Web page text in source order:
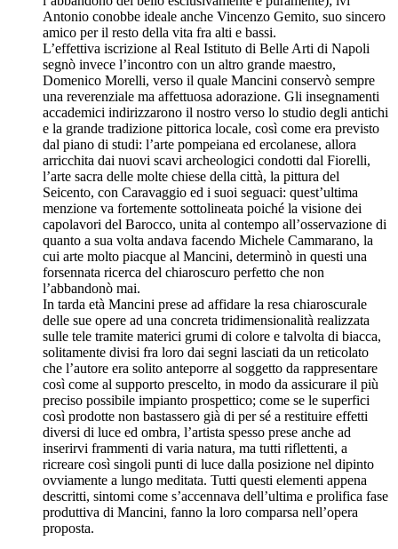
Antonio conobbe ideale anche Vincenzo Gemito, suo sincero
amico per il resto della vita fra alti e bassi.
L’effettiva iscrizione al Real Istituto di Belle Arti di Napoli
segnò invece l’incontro con un altro grande maestro,
Domenico Morelli, verso il quale Mancini conservò sempre
una reverenziale ma affettuosa adorazione. Gli insegnamenti
accademici indirizzarono il nostro verso lo studio degli antichi
e la grande tradizione pittorica locale, così come era previsto
dal piano di studi: l’arte pompeiana ed ercolanese, allora
arricchita dai nuovi scavi archeologici condotti dal Fiorelli,
l’arte sacra delle molte chiese della città, la pittura del
Seicento, con Caravaggio ed i suoi seguaci: quest’ultima
menzione va fortemente sottolineata poiché la visione dei
capolavori del Barocco, unita al contempo all’osservazione di
quanto a sua volta andava facendo Michele Cammarano, la
cui arte molto piacque al Mancini, determinò in questi una
forsennata ricerca del chiaroscuro perfetto che non
l’abbandonò mai.
In tarda età Mancini prese ad affidare la resa chiaroscurale
delle sue opere ad una concreta tridimensionalità realizzata
sulle tele tramite materici grumi di colore e talvolta di biacca,
solitamente divisi fra loro dai segni lasciati da un reticolato
che l’autore era solito anteporre al soggetto da rappresentare
così come al supporto prescelto, in modo da assicurare il più
preciso possibile impianto prospettico; come se le superfici
così prodotte non bastassero già di per sé a restituire effetti
diversi di luce ed ombra, l’artista spesso prese anche ad
inserirvi frammenti di varia natura, ma tutti riflettenti, a
ricreare così singoli punti di luce dalla posizione nel dipinto
ovviamente a lungo meditata. Tutti questi elementi appena
descritti, sintomi come s’accennava dell’ultima e prolifica fase
produttiva di Mancini, fanno la loro comparsa nell’opera
proposta.